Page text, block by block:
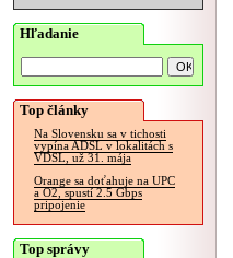
Hľadanie
Top články
Na Slovensku sa v tichosti
vypína ADSL v lokalitách s
VDSL, už 31. mája
Orange sa doťahuje na UPC
a O2, spustí 2.5 Gbps
pripojenie
Top správy